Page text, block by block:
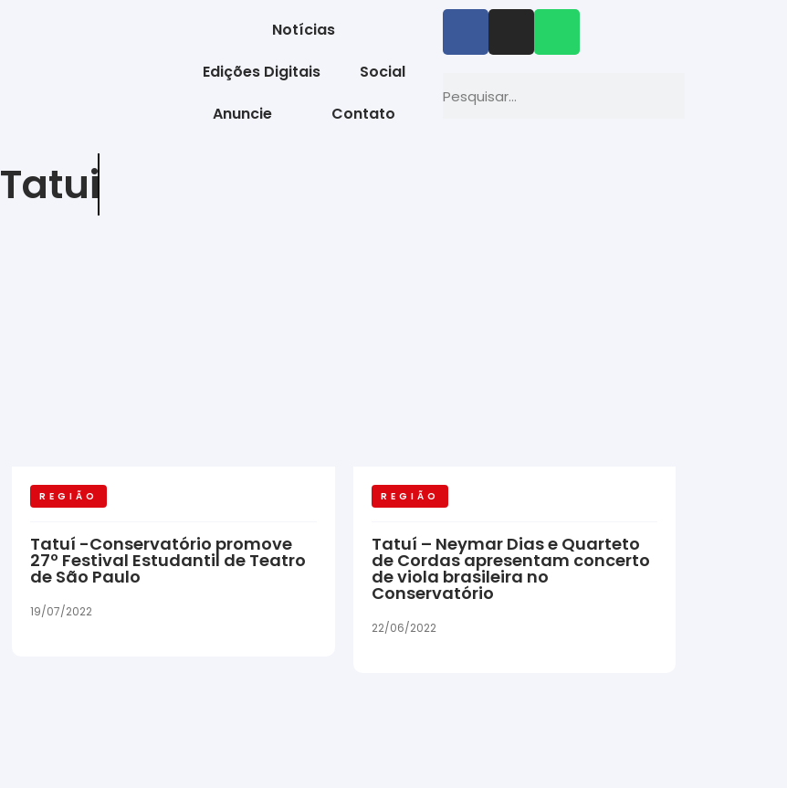
Notícias
Edições Digitais
Social
Anuncie
Contato
Tatui
REGIÃO
Tatuí -Conservatório promove
27º Festival Estudantil de Teatro
de São Paulo
19/07/2022
REGIÃO
Tatuí – Neymar Dias e Quarteto
de Cordas apresentam concerto
de viola brasileira no
Conservatório
22/06/2022